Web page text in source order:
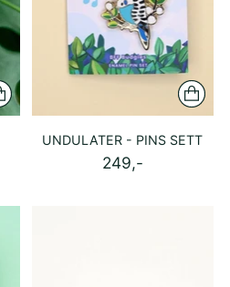
UNDULATER - PINS SETT
249,-